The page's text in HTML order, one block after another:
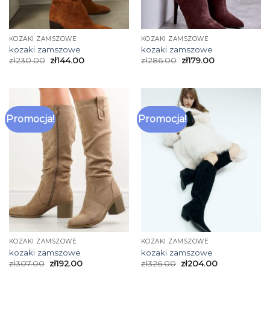
KOZAKI ZAMSZOWE
kozaki zamszowe
zł230.00 zł144.00
KOZAKI ZAMSZOWE
kozaki zamszowe
zł286.00 zł179.00
Promocja!
KOZAKI ZAMSZOWE
kozaki zamszowe
zł307.00 zł192.00
Promocja!
KOZAKI ZAMSZOWE
kozaki zamszowe
zł326.00 zł204.00